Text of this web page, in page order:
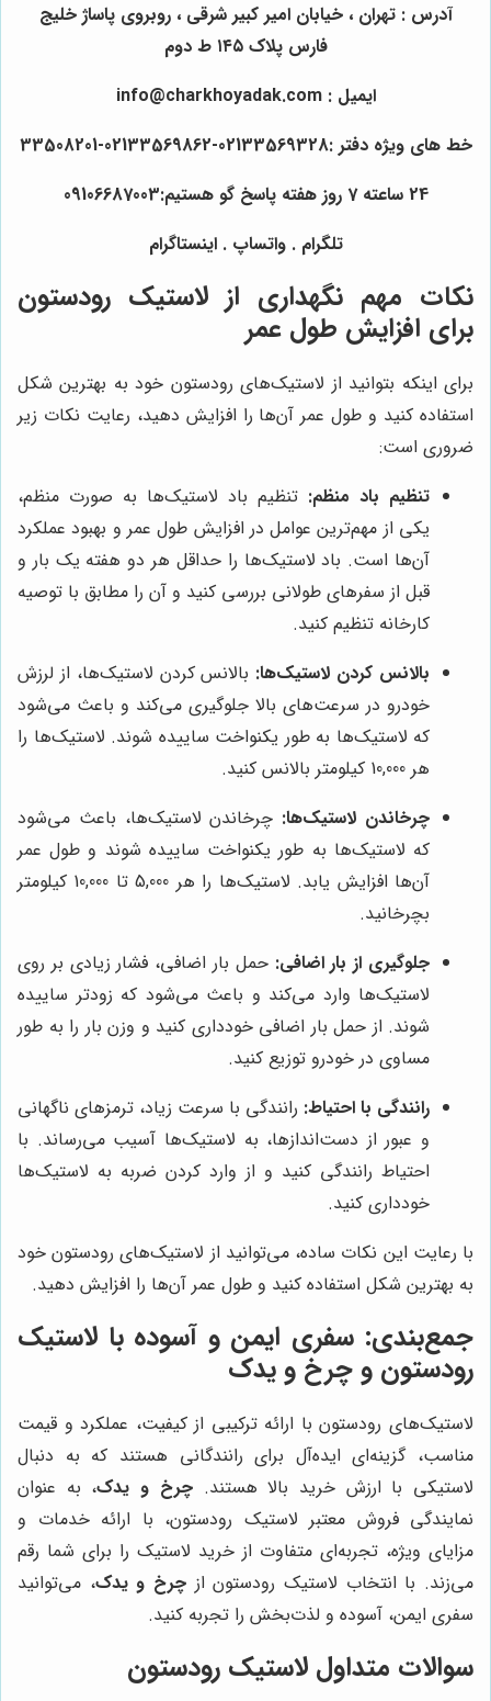
آدرس : تهران ، خیابان امیر کبیر شرقی ، روبروی پاساژ خلیج
فارس پلاک ۱۴۵ ط دوم
ایمیل : info@charkhoyadak.com
خط های ویژه دفتر :02133569328-02133569862-33508201
24 ساعته 7 روز هفته پاسخ گو هستیم:09106687003
تلگرام . واتساپ . اینستاگرام
نکات مهم نگهداری از لاستیک رودستون
برای افزایش طول عمر
برای اینکه بتوانید از لاستیک‌های رودستون خود به بهترین شکل
استفاده کنید و طول عمر آن‌ها را افزایش دهید، رعایت نکات زیر
ضروری است:
تنظیم باد منظم: تنظیم باد لاستیک‌ها به صورت منظم،
یکی از مهم‌ترین عوامل در افزایش طول عمر و بهبود عملکرد
آن‌ها است. باد لاستیک‌ها را حداقل هر دو هفته یک بار و
قبل از سفرهای طولانی بررسی کنید و آن را مطابق با توصیه
کارخانه تنظیم کنید.
بالانس کردن لاستیک‌ها: بالانس کردن لاستیک‌ها، از لرزش
خودرو در سرعت‌های بالا جلوگیری می‌کند و باعث می‌شود
که لاستیک‌ها به طور یکنواخت ساییده شوند. لاستیک‌ها را
هر 10,000 کیلومتر بالانس کنید.
چرخاندن لاستیک‌ها: چرخاندن لاستیک‌ها، باعث می‌شود
که لاستیک‌ها به طور یکنواخت ساییده شوند و طول عمر
آن‌ها افزایش یابد. لاستیک‌ها را هر 5,000 تا 10,000 کیلومتر
بچرخانید.
جلوگیری از بار اضافی: حمل بار اضافی، فشار زیادی بر روی
لاستیک‌ها وارد می‌کند و باعث می‌شود که زودتر ساییده
شوند. از حمل بار اضافی خودداری کنید و وزن بار را به طور
مساوی در خودرو توزیع کنید.
رانندگی با احتیاط: رانندگی با سرعت زیاد، ترمزهای ناگهانی
و عبور از دست‌اندازها، به لاستیک‌ها آسیب می‌رساند. با
احتیاط رانندگی کنید و از وارد کردن ضربه به لاستیک‌ها
خودداری کنید.
با رعایت این نکات ساده، می‌توانید از لاستیک‌های رودستون خود
به بهترین شکل استفاده کنید و طول عمر آن‌ها را افزایش دهید.
جمع‌بندی: سفری ایمن و آسوده با لاستیک
رودستون و چرخ و یدک
لاستیک‌های رودستون با ارائه ترکیبی از کیفیت، عملکرد و قیمت
مناسب، گزینه‌ای ایده‌آل برای رانندگانی هستند که به دنبال
لاستیکی با ارزش خرید بالا هستند.چرخ و یدک، به عنوان
نمایندگی فروش معتبر لاستیک رودستون، با ارائه خدمات و
مزایای ویژه، تجربه‌ای متفاوت از خرید لاستیک را برای شما رقم
می‌زند. با انتخاب لاستیک رودستون از چرخ و یدک، می‌توانید
سفری ایمن، آسوده و لذت‌بخش را تجربه کنید.
سوالات متداول لاستیک رودستون